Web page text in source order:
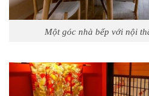
Một góc nhà bếp với nội